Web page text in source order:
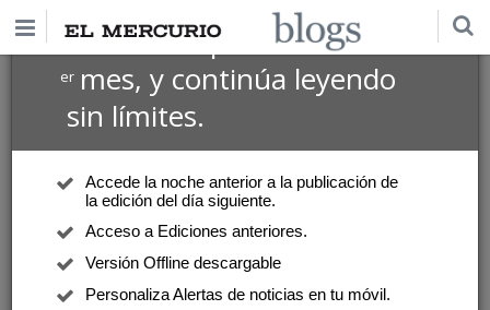
Suscríbete por $1 USD
ermes, y continúa leyendo
sin límites.
Accede la noche anterior a la publicación de
la edición del día siguiente.
Acceso a Ediciones anteriores.
Versión Offline descargable
Personaliza Alertas de noticias en tu móvil.
Montes, Leonidas
Aunque las encuestas hablan por sí solas, promover un consenso que